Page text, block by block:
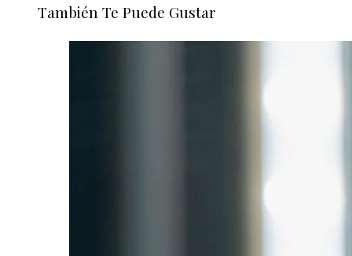
También Te Puede Gustar